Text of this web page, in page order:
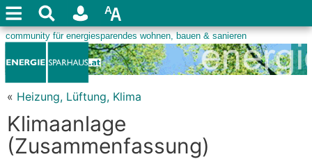
« Heizung, Lüftung, Klima
Klimaanlage
(Zusammenfassung)